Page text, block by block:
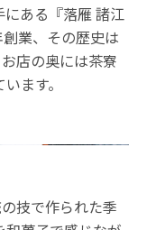
ある『落雁 諸江
業、その歴史は
店の奥には茶寮
ます。
技で作られた季